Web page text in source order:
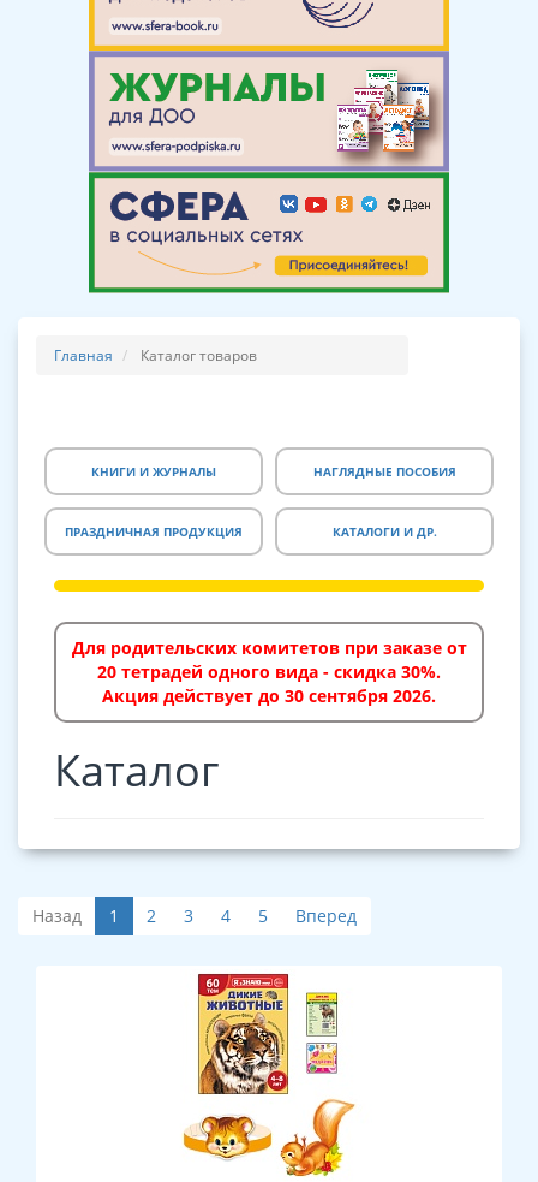
Главная Каталог товаров
КНИГИ И ЖУРНАЛЫ НАГЛЯДНЫЕ ПОСОБИЯ
ПРАЗДНИЧНАЯ ПРОДУКЦИЯ КАТАЛОГИ И ДР.
Для родительских комитетов при заказе от
20 тетрадей одного вида - скидка 30%.
Акция действует до 30 сентября 2026.
Каталог
Назад 1 2 3 4 5 Вперед